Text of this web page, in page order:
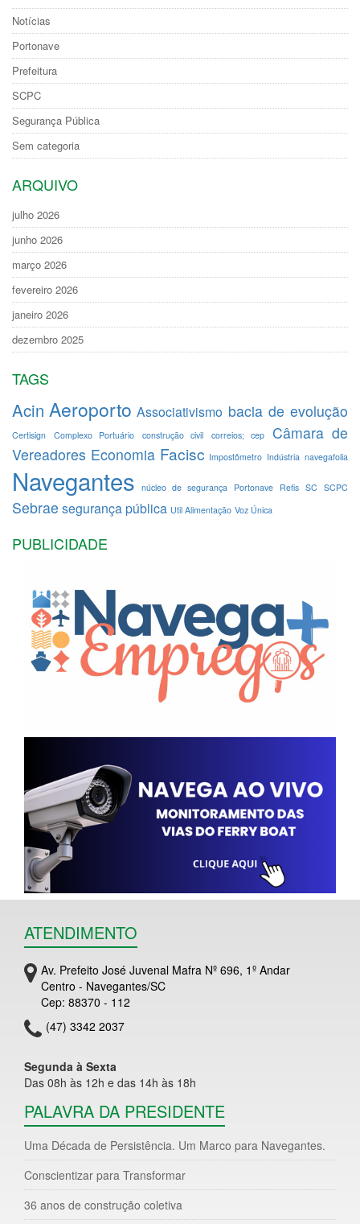
Notícias
Portonave
Prefeitura
SCPC
Segurança Pública
Sem categoria
ARQUIVO
julho 2026
junho 2026
março 2026
fevereiro 2026
janeiro 2026
dezembro 2025
TAGS
Acin Aeroporto Associativismo bacia de evolução
Certisign Complexo Portuário construção civil correios; cep
Câmara de
Vereadores Economia Facisc Impostômetro Indústria navegafolia
Navegantes núcleo de segurança Portonave Refis SC SCPC
Sebrae segurança pública Util Alimentação Voz Única
PUBLICIDADE
ATENDIMENTO
Av. Prefeito José Juvenal Mafra Nº 696, 1º Andar
Centro - Navegantes/SC
Cep: 88370 - 112
(47) 3342 2037
Segunda à Sexta
Das 08h às 12h e das 14h às 18h
PALAVRA DA PRESIDENTE
Uma Década de Persistência. Um Marco para Navegantes.
Conscientizar para Transformar
36 anos de construção coletiva